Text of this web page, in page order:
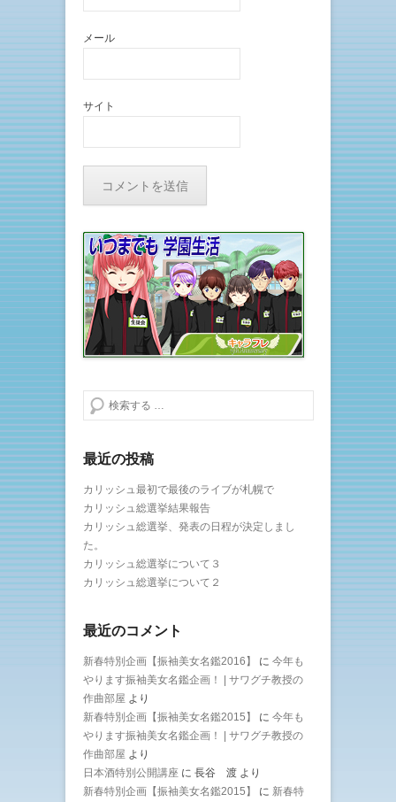
メール
サイト
検索する
最近の投稿
カリッシュ最初で最後のライブが札幌で
カリッシュ総選挙結果報告
カリッシュ総選挙、発表の日程が決定しまし
た。
カリッシュ総選挙について３
カリッシュ総選挙について２
最近のコメント
新春特別企画【振袖美女名鑑2016】 に 今年も
やります振袖美女名鑑企画！ | サワグチ教授の
作曲部屋 より
新春特別企画【振袖美女名鑑2015】
に 今年も
やります振袖美女名鑑企画！ | サワグチ教授の
作曲部屋 より
日本酒特別公開講座 に 長谷 渡 より
新春特別企画【振袖美女名鑑2015】
に 新春特